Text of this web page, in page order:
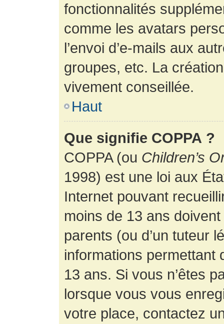
fonctionnalités
comme les avatars
l’envoi d’e-mails aux
groupes, etc. La
vivement conseillée.
Haut
Que signifie COPPA ?
COPPA (ou Children’s
1998) est une loi aux
Internet pouvant
moins de 13 ans
parents (ou d’un tuteur
informations permettant
13 ans. Si vous n’êtes
lorsque vous vous
votre place, contactez